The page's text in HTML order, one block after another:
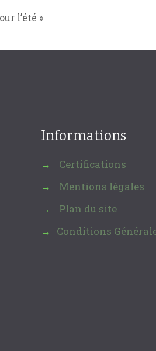
l’été »
Informations
→ Certifications
→ Mentions légales
→ Plan du site
→ Conditions